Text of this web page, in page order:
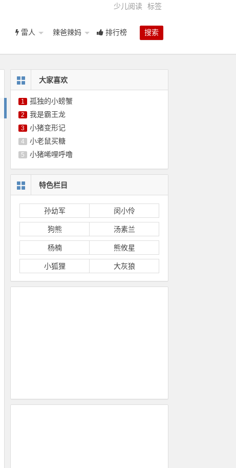
少儿阅读 标签
搜索
雷人 辣爸辣妈 排行榜
大家喜欢
1 孤独的小螃蟹
2 我是霸王龙
3 小猪变形记
4 小老鼠买糖
5 小猪唏哩呼噜
特色栏目
孙幼军 闵小伶
狗熊 汤素兰
杨楠 熊攸星
小狐狸 大灰狼